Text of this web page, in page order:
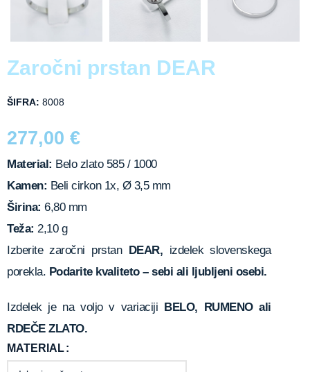
Zaročni prstan DEAR
ŠIFRA: 8008
277,00 €
Material: Belo zlato 585 / 1000
Kamen: Beli cirkon 1x, Ø 3,5 mm
Širina: 6,80 mm
Teža: 2,10 g
Izberite zaročni prstan DEAR, izdelek slovenskega
porekla. Podarite kvaliteto – sebi ali ljubljeni osebi.
Izdelek je na voljo v variaciji BELO, RUMENO ali
RDEČE ZLATO.
MATERIAL